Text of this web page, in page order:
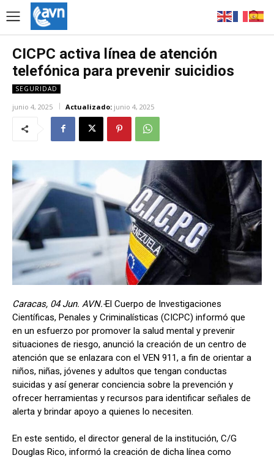
CICPC activa línea de atención
telefónica para prevenir suicidios
SEGURIDAD
junio 4, 2025 Actualizado: junio 4, 2025
Caracas, 04 Jun. AVN.-El Cuerpo de Investigaciones
Científicas, Penales y Criminalísticas (CICPC) informó que
en un esfuerzo por promover la salud mental y prevenir
situaciones de riesgo, anunció la creación de un centro de
atención que se enlazara con el VEN 911, a fin de orientar a
niños, niñas, jóvenes y adultos que tengan conductas
suicidas y así generar conciencia sobre la prevención y
ofrecer herramientas y recursos para identificar señales de
alerta y brindar apoyo a quienes lo necesiten.
En este sentido, el director general de la institución, C/G
Douglas Rico, informó la creación de dicha línea como